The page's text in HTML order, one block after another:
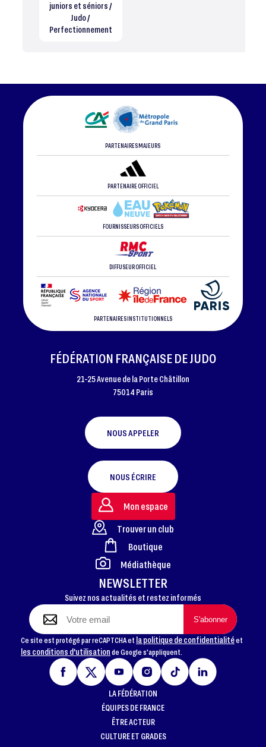
juniors et séniors /
Judo /
Perfectionnement
PARTENAIRES MAJEURS
PARTENAIRE OFFICIEL
FOURNISSEURS OFFICIELS
DIFFUSEUR OFFICIEL
PARTENAIRES INSTITUTIONNELS
FOOTER
FÉDÉRATION FRANÇAISE DE JUDO
21-25 Avenue de la Porte Châtillon
75014 Paris
NOUS APPELER
NOUS ÉCRIRE
NEWSLETTER
Suivez nos actualités et restez informés
Ce site est protégé par reCAPTCHA et la politique de confidentialitéet
les conditions d'utilisationde Google s'appliquent.
Mon espace
Trouver un club
Boutique
Médiathèque
LA FÉDÉRATION
ÉQUIPES DE FRANCE
ÊTRE ACTEUR
CULTURE ET GRADES